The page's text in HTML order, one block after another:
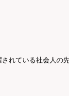
れている社会人